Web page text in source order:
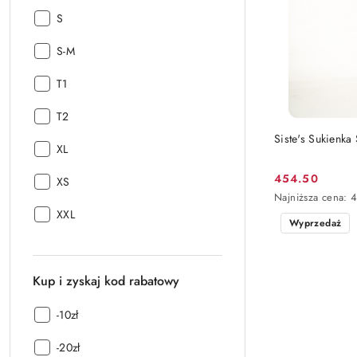
Rozmiar:
S
Rozmiar:
S-M
Rozmiar:
T1
Rozmiar:
T2
Rozmiar:
XL
Rozmiar:
XS
Rozmiar:
XXL
Kup i zyskaj kod rabatowy
Kup
zyskaj
-10zł
Kup
-20zł
Siste's Sukienka
Cena
promocyjna:
454.50
Najniższa
cena
Najniższa cena:
Wyprzedaż